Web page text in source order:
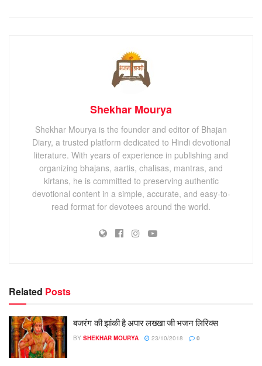
Shekhar Mourya
Shekhar Mourya is the founder and editor of Bhajan
Diary, a trusted platform dedicated to Hindi devotional
literature. With years of experience in publishing and
organizing bhajans, aartis, chalisas, mantras, and
kirtans, he is committed to preserving authentic
devotional content in a simple, accurate, and easy-to-
read format for devotees around the world.
Related Posts
बजरंग की झांकी है अपार लख्खा जी भजन लिरिक्स
BY SHEKHAR MOURYA 23/10/2018 0